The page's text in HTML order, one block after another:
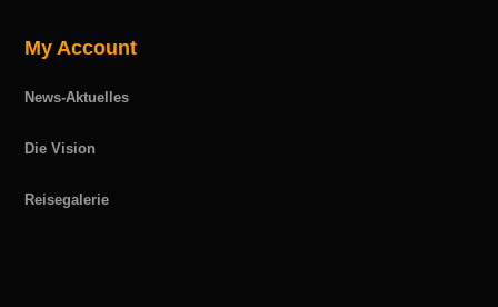
My Account
News-Aktuelles
Die Vision
Reisegalerie